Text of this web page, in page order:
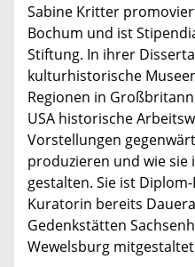
Sabine Kritter
Bochum und ist
Stiftung. In ihrer
kulturhistorische
Regionen in
USA historische
Vorstellungen
produzieren und wie
gestalten. Sie ist
Kuratorin bereits
Gedenkstätten
Wewelsburg